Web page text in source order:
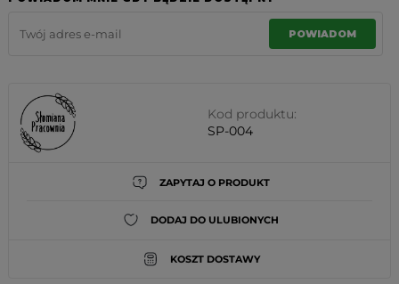
POWIADOM
Kod produktu:
SP-004
ZAPYTAJ O PRODUKT
DODAJ DO ULUBIONYCH
KOSZT DOSTAWY